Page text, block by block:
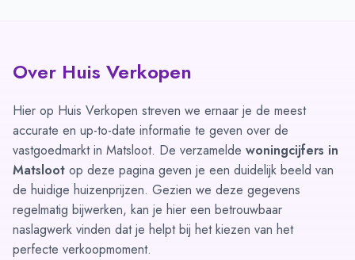
Over Huis Verkopen
Hier op Huis Verkopen streven we ernaar je de meest
accurate en up-to-date informatie te geven over de
vastgoedmarkt in Matsloot. De verzamelde woningcijfers in
Matsloot op deze pagina geven je een duidelijk beeld van
de huidige huizenprijzen. Gezien we deze gegevens
regelmatig bijwerken, kan je hier een betrouwbaar
naslagwerk vinden dat je helpt bij het kiezen van het
perfecte verkoopmoment.